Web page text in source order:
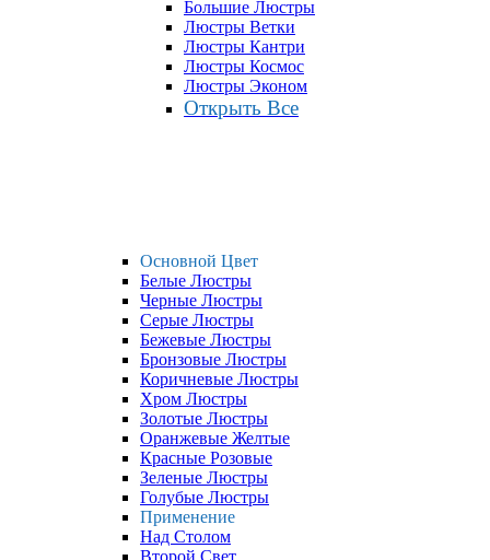
Большие Люстры
Люстры Ветки
Люстры Кантри
Люстры Космос
Люстры Эконом
Открыть Все
Основной Цвет
Белые Люстры
Черные Люстры
Серые Люстры
Бежевые Люстры
Бронзовые Люстры
Коричневые Люстры
Хром Люстры
Золотые Люстры
Оранжевые Желтые
Красные Розовые
Зеленые Люстры
Голубые Люстры
Применение
Над Столом
Второй Свет